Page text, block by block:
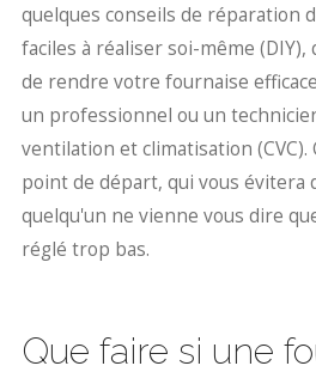
quelques conseils de réparation
faciles à réaliser soi-même
de rendre votre fournaise
un professionnel ou un
ventilation et climatisation (CVC).
point de départ, qui vous évitera
quelqu'un ne vienne vous dire
réglé trop bas.
Que faire si une